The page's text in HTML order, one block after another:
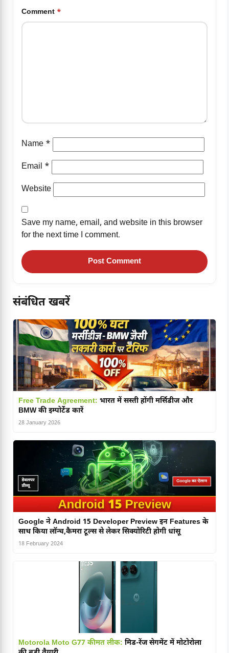
Comment *
Name *
Email *
Website
Save my name, email, and website in this browser
for the next time I comment.
संबंधित खबरें
Free Trade Agreement: भारत में सस्ती होंगी मर्सिडीज और
BMW की इम्पोर्टेड कारें
28 January 2026
Google ने Android 15 Developer Preview इन Features के
साथ किया लॉन्च,कैमरा टूल्स से लेकर सिक्योरिटी होगी धांसू
18 February 2024
Motorola Moto G77 कीमत लीक: मिड-रेंज सेगमेंट में मोटोरोला